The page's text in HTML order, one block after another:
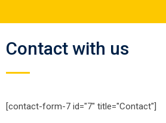
Contact with us
[contact-form-7 id="7" title="Contact"]